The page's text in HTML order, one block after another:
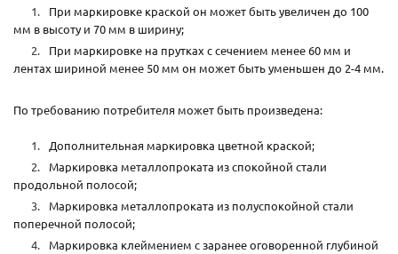
При маркировке краской он может быть увеличен до 100
мм в высоту и 70 мм в ширину;
При маркировке на прутках с сечением менее 60 мм и
лентах шириной менее 50 мм он может быть уменьшен до 2-4 мм.
По требованию потребителя может быть произведена:
Дополнительная маркировка цветной краской;
Маркировка металлопроката из спокойной стали
продольной полосой;
Маркировка металлопроката из полуспокойной стали
поперечной полосой;
Маркировка клеймением с заранее оговоренной глубиной